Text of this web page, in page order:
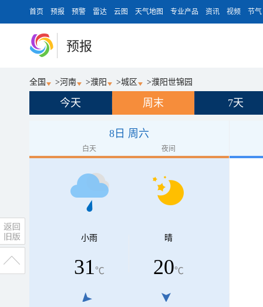
首页 预报 预警 雷达 云图 天气地图 专业产品 资讯 视频 节气
预报
全国 >河南 >濮阳 >城区 >濮阳世锦园
今天 周末 7天
8日 周六
白天 夜间
小雨
31℃
晴
20℃